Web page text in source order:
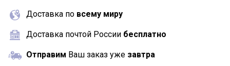
Доставка по всему миру
Доставка почтой России бесплатно
Отправим Ваш заказ уже завтра